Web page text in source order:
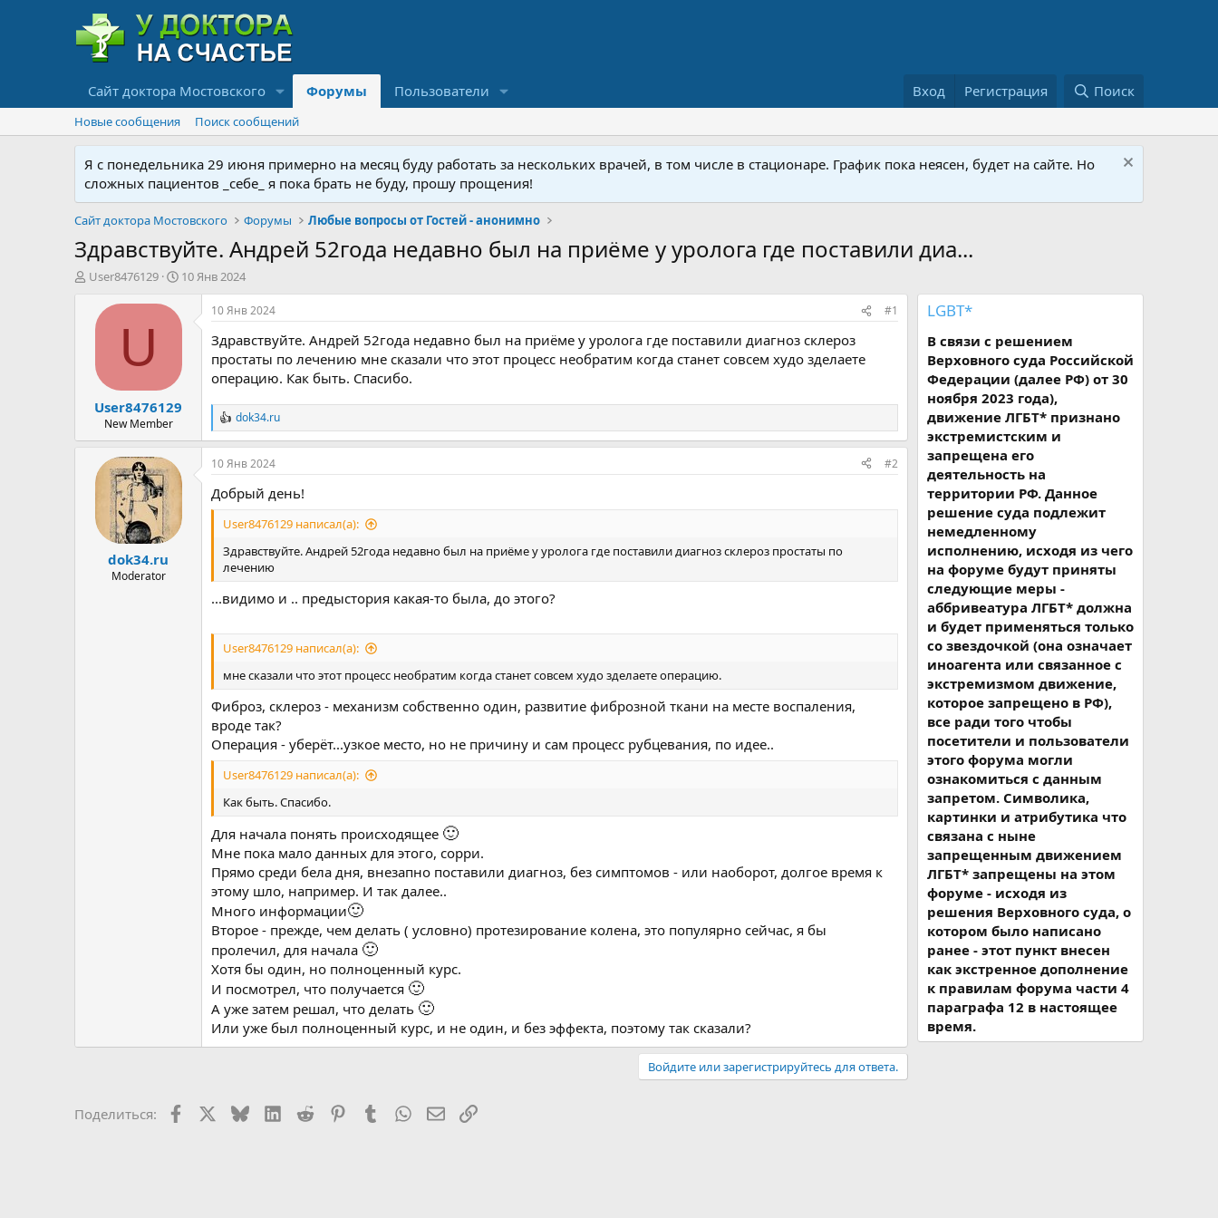
Сайт доктора Мостовского Форумы Пользователи Вход Регистрация Поиск
Новые сообщения Поиск сообщений
Я с понедельника 29 июня примерно на месяц буду работать за нескольких врачей, в том числе в стационаре. График пока неясен, будет на сайте. Но
сложных пациентов _себе_ я пока брать не буду, прошу прощения!
Сайт доктора Мостовского Форумы Любые вопросы от Гостей - анонимно
Здравствуйте. Андрей 52года недавно был на приёме у уролога где поставили диа...
А
ы
User8476129
Д
а
ч
л
10 Янв 2024
U
User8476129
New Member
10 Янв 2024 #1
Здравствуйте. Андрей 52года недавно был на приёме у уролога где поставили диагноз склероз
простаты по лечению мне сказали что этот процесс необратим когда станет совсем худо зделаете
операцию. Как быть. Спасибо.
Р
е
а
к
и
и
dok34.ru
dok34.ru
Moderator
10 Янв 2024 #2
Добрый день!
User8476129 написал(а):
Здравствуйте. Андрей 52года недавно был на приёме у уролога где поставили диагноз склероз простаты по
лечению
...видимо и .. предыстория какая-то была, до этого?
User8476129 написал(а):
мне сказали что этот процесс необратим когда станет совсем худо зделаете операцию.
Фиброз, склероз - механизм собственно один, развитие фиброзной ткани на месте воспаления,
вроде так?
Операция - уберёт...узкое место, но не причину и сам процесс рубцевания, по идее..
User8476129 написал(а):
Как быть. Спасибо.
Для начала понять происходящее 🙂
Мне пока мало данных для этого, сорри.
Прямо среди бела дня, внезапно поставили диагноз, без симптомов - или наоборот, долгое время к
этому шло, например. И так далее..
Много информации🙂
Второе - прежде, чем делать ( условно) протезирование колена, это популярно сейчас, я бы
пролечил, для начала 🙂
Хотя бы один, но полноценный курс.
И посмотрел, что получается 🙂
А уже затем решал, что делать 🙂
Или уже был полноценный курс, и не один, и без эффекта, поэтому так сказали?
Войдите или зарегистрируйтесь для ответа.
Поделиться: Facebook BlueskyLinkedInReddit PinterestTumblrWhatsAppЭлектронная почта
Ссылка
LGBT*
В связи с решением
Верховного суда Российской
Федерации (далее РФ) от 30
ноября 2023 года),
движение ЛГБТ* признано
экстремистским и
запрещена его
деятельность на
территории РФ. Данное
решение суда подлежит
немедленному
исполнению, исходя из чего
на форуме будут приняты
следующие меры -
аббривеатура ЛГБТ* должна
и будет применяться только
со звездочкой (она означает
иноагента или связанное с
экстремизмом движение,
которое запрещено в РФ),
все ради того чтобы
посетители и пользователи
этого форума могли
ознакомиться с данным
запретом. Символика,
картинки и атрибутика что
связана с ныне
запрещенным движением
ЛГБТ* запрещены на этом
форуме - исходя из
решения Верховного суда, о
котором было написано
ранее - этот пункт внесен
как экстренное дополнение
к правилам форума части 4
параграфа 12 в настоящее
время.